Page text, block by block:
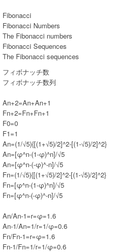
Fibonacci
Fibonacci Numbers
The Fibonacci numbers
Fibonacci Sequences
The Fibonacci sequences
フィボナッチ数
フィボナッチ数列
An+2=An+An+1
Fn+2=Fn+Fn+1
F0=0
F1=1
An=(1/√5){[(1+√5)/2]^2-[(1-√5)/2]^2}
An=[φ^n-(1-φ)^n]/√5
An=[φ^n-(-φ)^-n]/√5
Fn=(1/√5){[(1+√5)/2]^2-[(1-√5)/2]^2}
Fn=[φ^n-(1-φ)^n]/√5
Fn=[φ^n-(-φ)^-n]/√5
An/An-1=r=φ=1.6
An-1/An=1/r=1/φ=0.6
Fn/Fn-1=r=φ=1.6
Fn-1/Fn=1/r=1/φ=0.6